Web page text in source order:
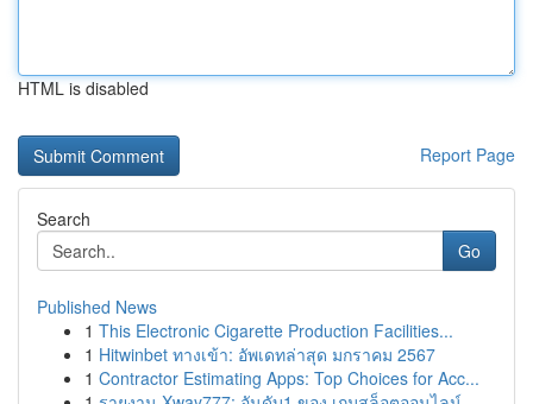
HTML is disabled
Report Page
Search
Go
Published News
1 This Electronic Cigarette Production Facilities...
1 Hitwinbet ทางเข้า: อัพเดทล่าสุด มกราคม 2567
1 Contractor Estimating Apps: Top Choices for Acc...